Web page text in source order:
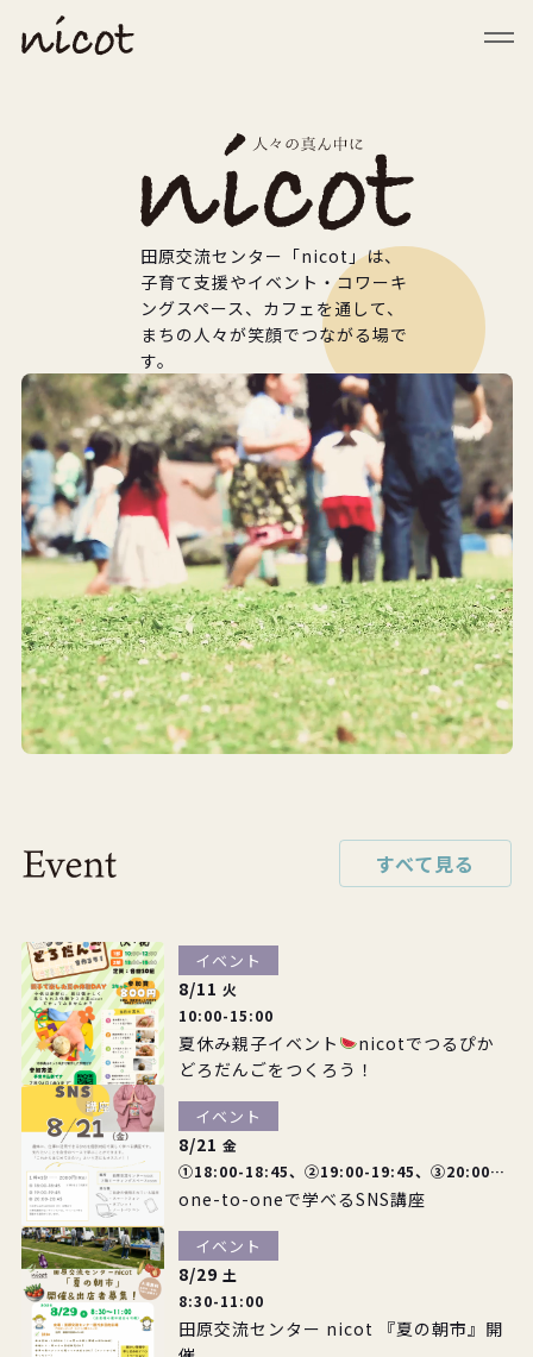
田原交流センター「nicot」は、
子育て支援やイベント・コワーキ
ングスペース、カフェを通して、
まちの人々が笑顔でつながる場で
す。
すべて見る
8/11 火
イベント
10:00-15:00
夏休み親子イベント
nicotでつるぴか
どろだんごをつくろう！
8/21 金
イベント
①18:00-18:45、②19:00-19:45、③20:00-
20:45
one-to-oneで学べるSNS講座
8/29 土
イベント
8:30-11:00
田原交流センター nicot 『夏の朝市』開